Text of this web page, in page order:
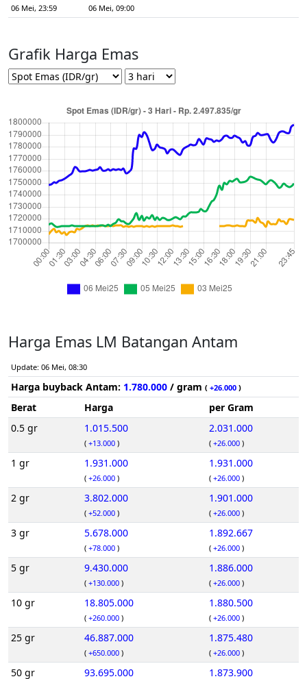
06 Mei, 23:59
06 Mei, 09:00
Grafik Harga Emas
Harga Emas LM Batangan Antam
Update: 06 Mei, 08:30
Harga buyback Antam: 1.780.000 / gram ( +26.000 )
Berat Harga
per Gram
0.5 gr
1.015.500
( +13.000 )
2.031.000
( +26.000 )
1 gr 1.931.000
( +26.000 )
1.931.000
( +26.000 )
2 gr 3.802.000
( +52.000 )
1.901.000
( +26.000 )
3 gr 5.678.000
( +78.000 )
1.892.667
( +26.000 )
5 gr 9.430.000
( +130.000 )
1.886.000
( +26.000 )
10 gr 18.805.000
( +260.000 )
1.880.500
( +26.000 )
25 gr 46.887.000
( +650.000 )
1.875.480
( +26.000 )
50 gr 93.695.000 1.873.900